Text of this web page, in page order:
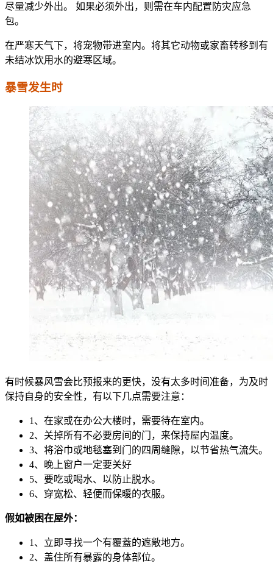
尽量减少外出。 如果必须外出，则需在车内配置防灾应急
包。
在严寒天气下，将宠物带进室内。将其它动物或家畜转移到有
未结冰饮用水的避寒区域。
暴雪发生时
有时候暴风雪会比预报来的更快，没有太多时间准备，为及时
保持自身的安全性，有以下几点需要注意：
1、在家或在办公大楼时，需要待在室内。
2、关掉所有不必要房间的门，来保持屋内温度。
3、将浴巾或地毯塞到门的四周缝隙，以节省热气流失。
4、晚上窗户一定要关好
5、要吃或喝水、以防止脱水。
6、穿宽松、轻便而保暖的衣服。
假如被困在屋外：
1、立即寻找一个有覆蓋的遮敞地方。
2、盖住所有暴露的身体部位。